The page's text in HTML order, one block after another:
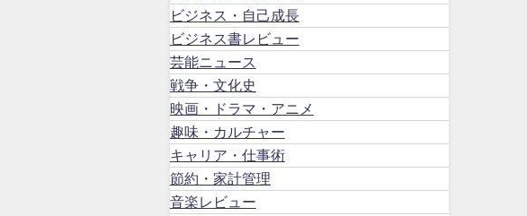
ビジネス・自己成長
ビジネス書レビュー
芸能ニュース
戦争・文化史
映画・ドラマ・アニメ
趣味・カルチャー
キャリア・仕事術
節約・家計管理
音楽レビュー